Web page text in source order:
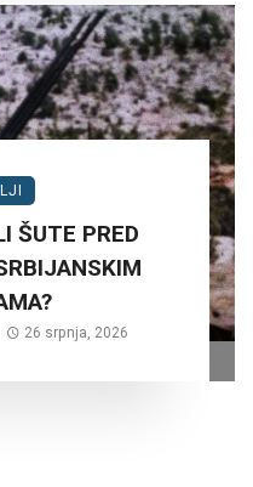
ŠUTE PRED
26 srpnja, 2026